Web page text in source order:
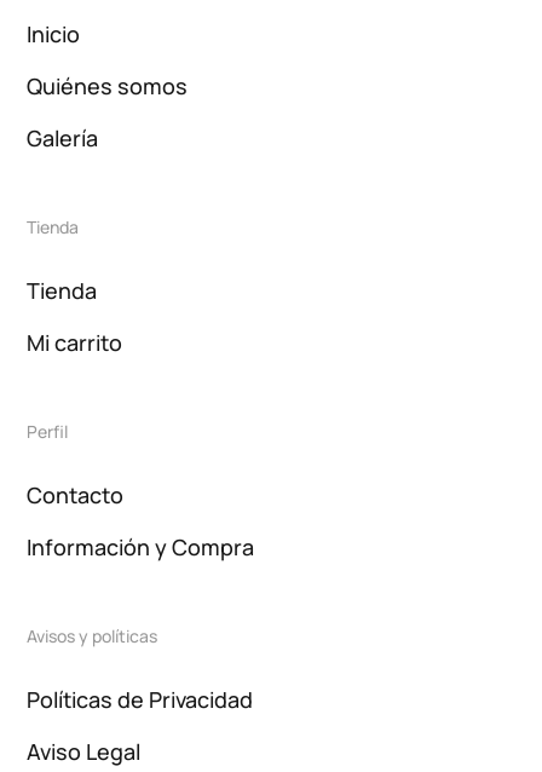
Inicio
Quiénes somos
Galería
Tienda
Tienda
Mi carrito
Perfil
Contacto
Información y Compra
Avisos y políticas
Políticas de Privacidad
Aviso Legal